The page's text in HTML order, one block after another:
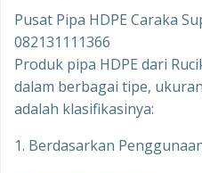
Pusat Pipa HDPE Caraka
082131111366
Produk pipa HDPE dari
dalam berbagai tipe,
adalah klasifikasinya:
1. Berdasarkan